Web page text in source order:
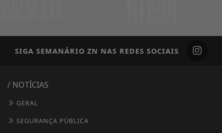
SIGA SEMANÁRIO ZN NAS REDES SOCIAIS
/ NOTÍCIAS
GERAL
SEGURANÇA PÚBLICA